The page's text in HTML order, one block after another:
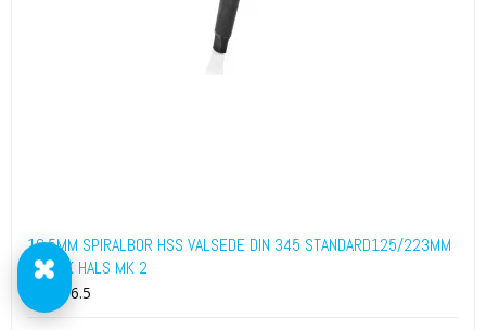
16.5MM SPIRALBOR HSS VALSEDE DIN 345 STANDARD125/223MM
KONISK HALS MK 2
034916.5